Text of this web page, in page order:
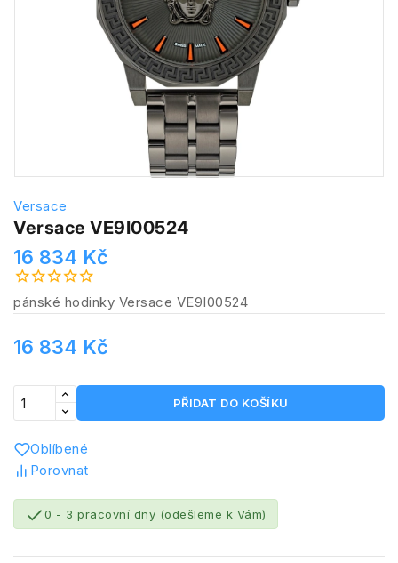
Versace
Versace VE9I00524
16 834 Kč
pánské hodinky Versace VE9I00524
16 834 Kč
PŘIDAT DO KOŠÍKU
Oblíbené
Porovnat
0 - 3 pracovní dny (odešleme k Vám)